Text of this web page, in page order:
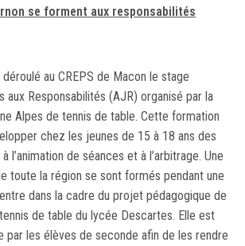
se forment aux responsabilités
au CREPS de Macon le stage
aux Responsabilités (AJR) organisé par la
Alpes de tennis de table. Cette formation
chez les jeunes de 15 à 18 ans des
l’animation de séances et à l’arbitrage. Une
toute la région se sont formés pendant une
dans la cadre du projet pédagogique de
de table du lycée Descartes. Elle est
par les élèves de seconde afin de les rendre